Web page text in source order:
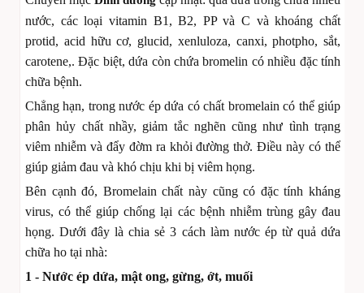
nước, các loại vitamin B1, B2, PP và C và khoáng chất
protid, acid hữu cơ, glucid, xenluloza, canxi, photpho, sắt,
carotene,. Đặc biệt, dứa còn chứa bromelin có nhiều đặc tính
chữa bệnh.
Chẳng hạn, trong nước ép dứa có chất bromelain có thể giúp
phân hủy chất nhầy, giảm tắc nghẽn cũng như tình trạng
viêm nhiễm và đẩy đờm ra khỏi đường thở. Điều này có thể
giúp giảm đau và khó chịu khi bị viêm họng.
Bên cạnh đó, Bromelain chất này cũng có đặc tính kháng
virus, có thể giúp chống lại các bệnh nhiễm trùng gây đau
họng. Dưới đây là chia sẻ 3 cách làm nước ép từ quả dứa
chữa ho tại nhà:
1 - Nước ép dứa, mật ong, gừng, ớt, muối